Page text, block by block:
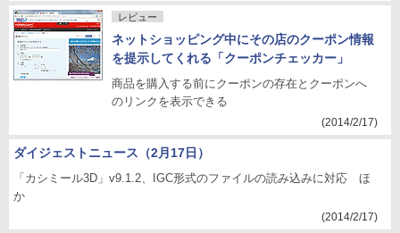
レビュー
ネットショッピング中にその店のクーポン情報
を提示してくれる「クーポンチェッカー」
商品を購入する前にクーポンの存在とクーポンへ
のリンクを表示できる
(2014/2/17)
ダイジェストニュース（2月17日）
「カシミール3D」v9.1.2、IGC形式のファイルの読み込みに対応 ほ
か
(2014/2/17)